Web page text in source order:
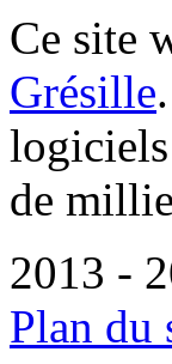
Ce site
Grésille
de
2013 -
Plan du